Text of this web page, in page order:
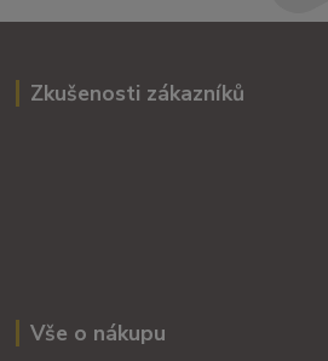
Zkušenosti zákazníků
Vše o nákupu